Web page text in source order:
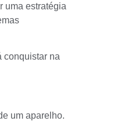
uma estratégia
conquistar na
um aparelho.